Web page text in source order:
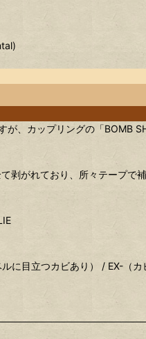
が、カップリングの「BOMB
剥がれており、所々テープで補
ルに目立つカビあり） / EX-（